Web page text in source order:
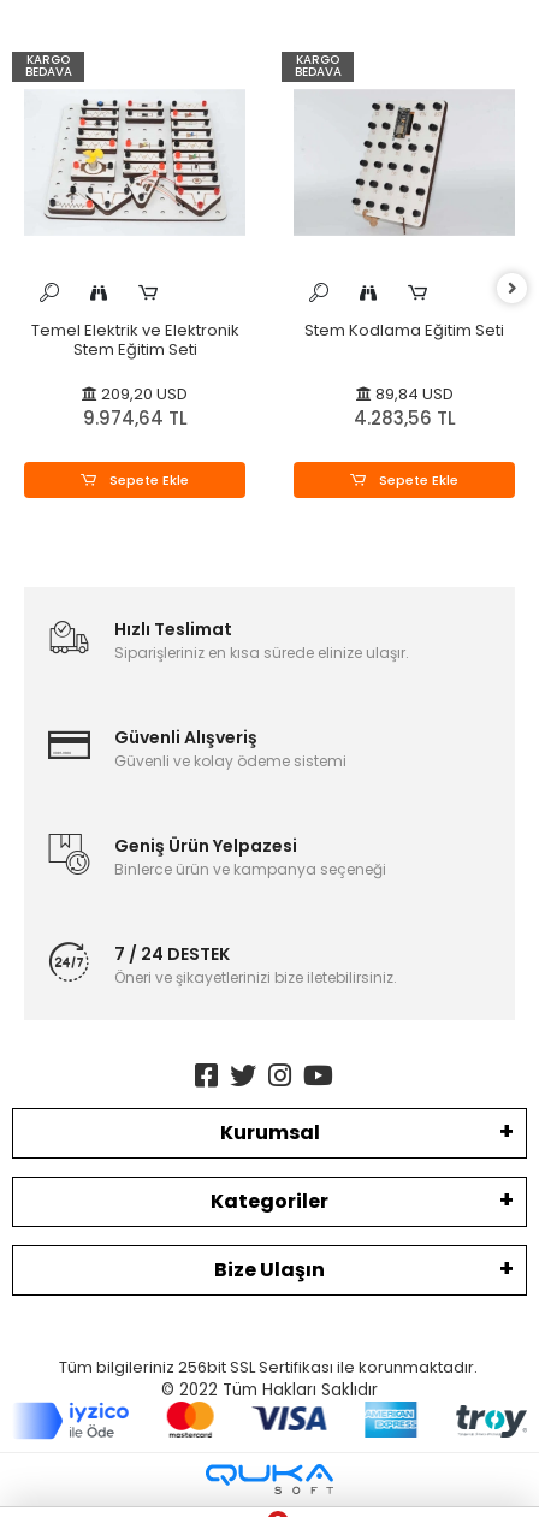
KARGO
BEDAVA
Temel Elektrik ve Elektronik
Stem Eğitim Seti
209,20 USD
9.974,64 TL
Sepete Ekle
KARGO
BEDAVA
Stem Kodlama Eğitim Seti
89,84 USD
4.283,56 TL
Sepete Ekle
Hızlı Teslimat
Siparişleriniz en kısa sürede elinize ulaşır.
Güvenli Alışveriş
Güvenli ve kolay ödeme sistemi
Geniş Ürün Yelpazesi
Binlerce ürün ve kampanya seçeneği
7 / 24 DESTEK
Öneri ve şikayetlerinizi bize iletebilirsiniz.
Kurumsal
Kategoriler
Bize Ulaşın
Tüm bilgileriniz 256bit SSL Sertifikası ile korunmaktadır.
© 2022 Tüm Hakları Saklıdır